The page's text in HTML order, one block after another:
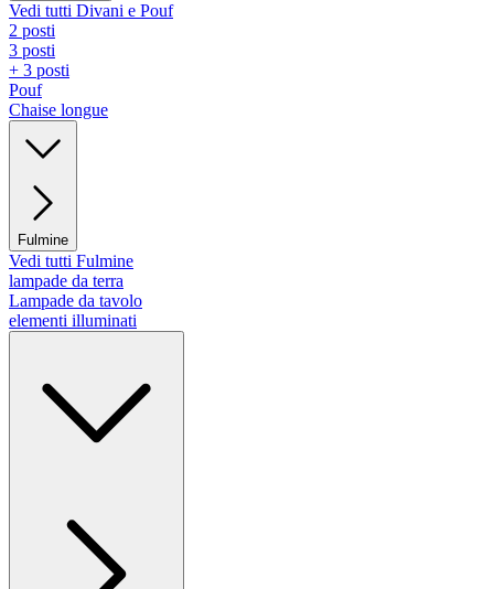
Vedi tutti Divani e Pouf
2 posti
3 posti
+ 3 posti
Pouf
Chaise longue
Fulmine
Vedi tutti Fulmine
lampade da terra
Lampade da tavolo
elementi illuminati